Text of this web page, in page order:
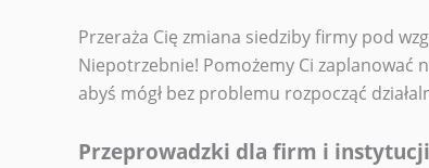
Przeraża Cię zmiana siedziby firmy pod
Niepotrzebnie! Pomożemy Ci zaplanować
abyś mógł bez problemu rozpocząć
Przeprowadzki dla firm i instytucji